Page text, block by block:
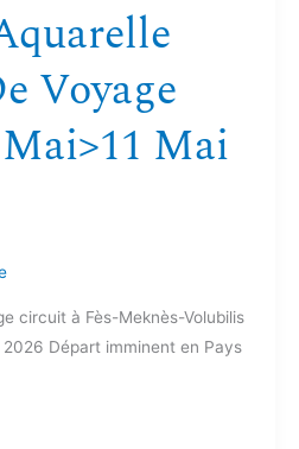
Voyage
Mai
circuit à Fès-Meknès-Volubilis
Départ imminent en Pays